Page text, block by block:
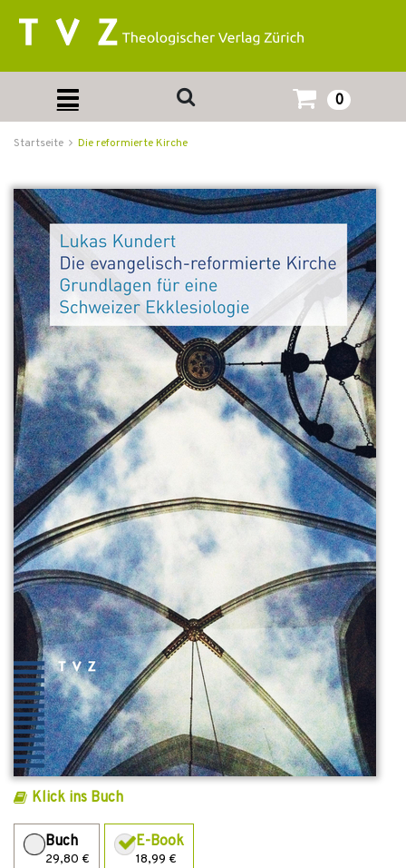
0
Startseite Die reformierte Kirche
Klick ins Buch
Buch
29,80 €
E-Book
18,99 €